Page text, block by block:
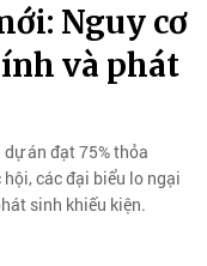
Nguy cơ
và phát
án đạt 75% thỏa
các đại biểu lo ngại
sinh khiếu kiện.